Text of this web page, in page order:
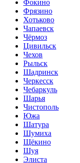
Фокино
Фрязино
Хотьково
Чапаевск
Чёрмоз
Цивильск
Чехов
Рыльск
Шадринск
Черкесск
Чебаркуль
Шарья
Чистополь
Южа
Шатура
Шумиха
Щёкино
Шуя
Элиста